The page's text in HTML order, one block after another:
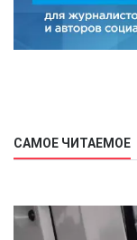
САМОЕ ЧИТАЕМОЕ